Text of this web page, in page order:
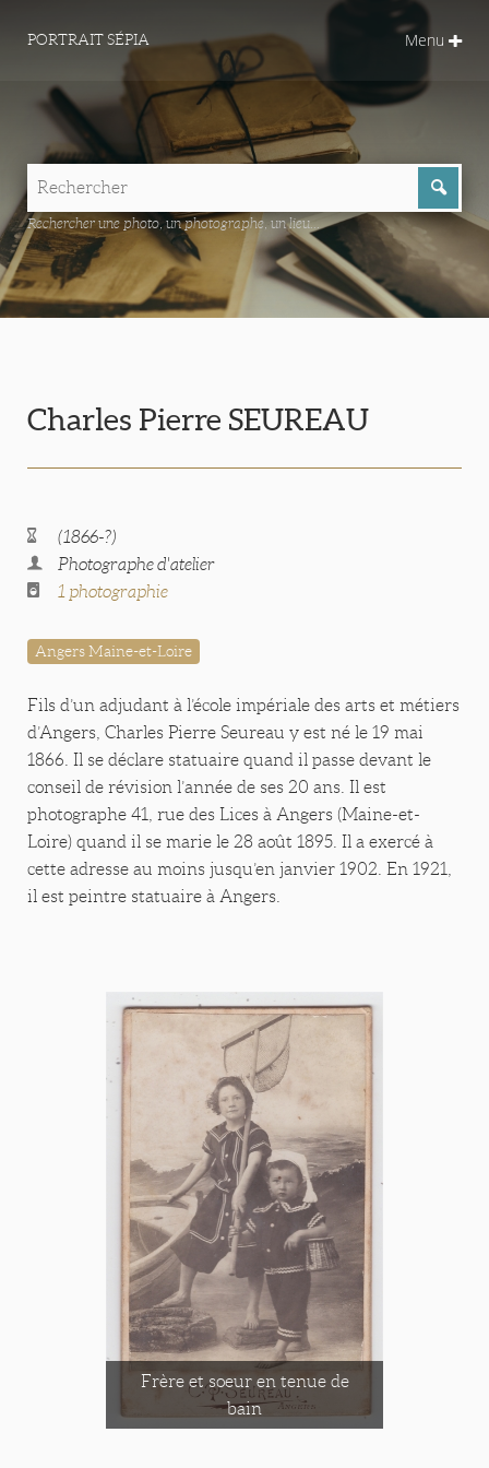
PORTRAIT SÉPIA Menu
Rechercher une photo, un photographe, un lieu...
Charles Pierre SEUREAU
(1866-?)
Photographe d'atelier
1 photographie
Angers Maine-et-Loire
Fils d’un adjudant à l’école impériale des arts et métiers
d’Angers, Charles Pierre Seureau y est né le 19 mai
1866. Il se déclare statuaire quand il passe devant le
conseil de révision l’année de ses 20 ans. Il est
photographe 41, rue des Lices à Angers (Maine-et-
Loire) quand il se marie le 28 août 1895. Il a exercé à
cette adresse au moins jusqu’en janvier 1902. En 1921,
il est peintre statuaire à Angers.
Frère et soeur en tenue de
bain